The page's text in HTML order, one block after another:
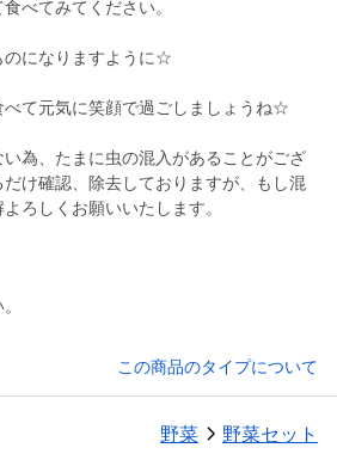
べてみてください。
のになりますように☆
て元気に笑顔で過ごしましょうね☆
為、たまに虫の混入があることがござ
け確認、除去しておりますが、もし混
ろしくお願いいたします。
この商品のタイプについて
野菜 野菜セット